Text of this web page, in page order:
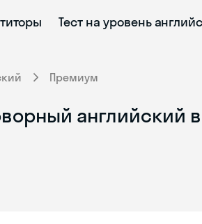
Тест на уровень
Премиум
английский